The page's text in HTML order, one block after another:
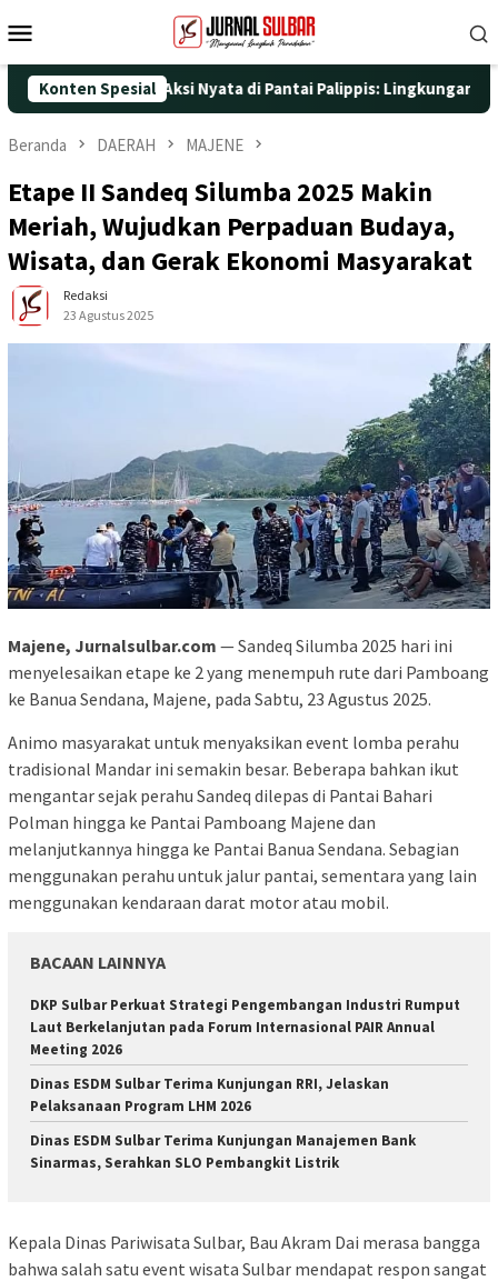
ke
Mobile
Konten Spesial
25 dengan Aksi Nyata di Pantai Palippis: Lingkungan dan
Beranda DAERAH MAJENE
Etape II Sandeq Silumba 2025 Makin
Meriah, Wujudkan Perpaduan Budaya,
Wisata, dan Gerak Ekonomi Masyarakat
Redaksi
23 Agustus 2025
Majene, Jurnalsulbar.com — Sandeq Silumba 2025 hari ini
menyelesaikan etape ke 2 yang menempuh rute dari Pamboang
ke Banua Sendana, Majene, pada Sabtu, 23 Agustus 2025.
Animo masyarakat untuk menyaksikan event lomba perahu
tradisional Mandar ini semakin besar. Beberapa bahkan ikut
mengantar sejak perahu Sandeq dilepas di Pantai Bahari
Polman hingga ke Pantai Pamboang Majene dan
melanjutkannya hingga ke Pantai Banua Sendana. Sebagian
menggunakan perahu untuk jalur pantai, sementara yang lain
menggunakan kendaraan darat motor atau mobil.
BACAAN LAINNYA
DKP Sulbar Perkuat Strategi Pengembangan Industri Rumput
Laut Berkelanjutan pada Forum Internasional PAIR Annual
Meeting 2026
Dinas ESDM Sulbar Terima Kunjungan RRI, Jelaskan
Pelaksanaan Program LHM 2026
Dinas ESDM Sulbar Terima Kunjungan Manajemen Bank
Sinarmas, Serahkan SLO Pembangkit Listrik
Kepala Dinas Pariwisata Sulbar, Bau Akram Dai merasa bangga
bahwa salah satu event wisata Sulbar mendapat respon sangat